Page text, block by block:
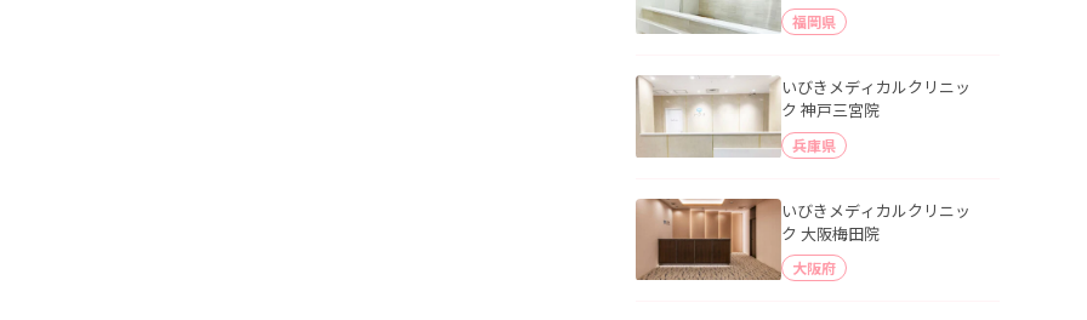
福岡県
いびきメディカルクリニッ
ク 神戸三宮院
兵庫県
いびきメディカルクリニッ
ク 大阪梅田院
大阪府